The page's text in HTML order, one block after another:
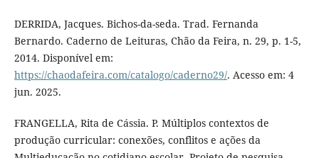
DERRIDA, Jacques. Bichos-da-seda. Trad. Fernanda
Bernardo. Caderno de Leituras, Chão da Feira, n. 29, p. 1-5,
2014. Disponível em:
https://chaodafeira.com/catalogo/caderno29/. Acesso em: 4
jun. 2025.
FRANGELLA, Rita de Cássia. P. Múltiplos contextos de
produção curricular: conexões, conflitos e ações da